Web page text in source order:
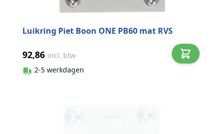
Luikring Piet Boon ONE PB60 mat RVS
92,86 incl. btw
2-5 werkdagen